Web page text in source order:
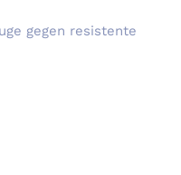
gegen resistente